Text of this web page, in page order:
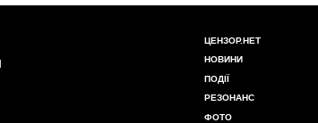
ЦЕНЗОР.НЕТ
НОВИНИ
ПОДІЇ
РЕЗОНАНС
ФОТО